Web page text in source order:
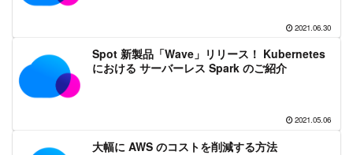
2021.06.30
Spot 新製品「Wave」リリース！ Kubernetes
における サーバーレス Spark のご紹介
2021.05.06
大幅に AWS のコストを削減する方法